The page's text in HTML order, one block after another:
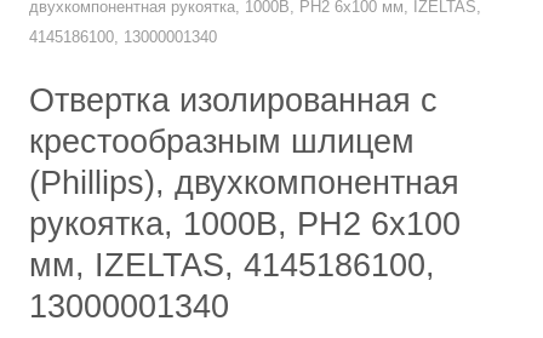
двухкомпонентная рукоятка, 1000В, PH2 6х100 мм, IZELTAS,
4145186100, 13000001340
Отвертка изолированная с
крестообразным шлицем
(Phillips), двухкомпонентная
рукоятка, 1000В, PH2 6х100
мм, IZELTAS, 4145186100,
13000001340